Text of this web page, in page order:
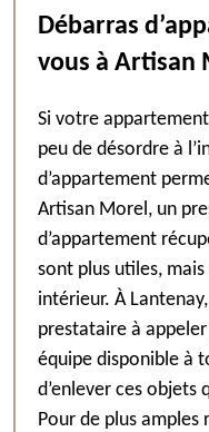
Débarras
vous à Artisan
Si votre
peu de désordre à
d’appartement
Artisan Morel, un
d’appartement
sont plus utiles,
intérieur. À
prestataire à
équipe disponible à
d’enlever ces objets
Pour de plus amples